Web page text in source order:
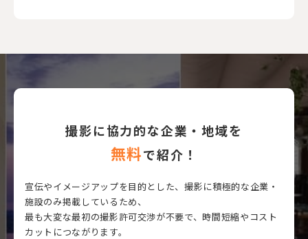
撮影に協力的な企業・地域を
無料で紹介！
宣伝やイメージアップを目的とした、撮影に積極的な企業・
施設のみ掲載しているため、
最も大変な最初の撮影許可交渉が不要で、時間短縮やコスト
カットにつながります。